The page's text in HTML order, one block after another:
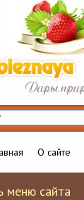
О сайте
меню сайта